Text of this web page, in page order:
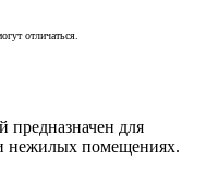
отличаться.
предназначен для
нежилых помещениях.